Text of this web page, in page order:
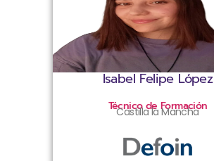
Isabel Felipe López
Técnico de Formación
Castilla la Mancha